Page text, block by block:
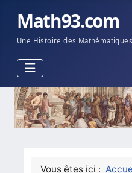
Math93.com
Une Histoire des Mathématiques
Vous êtes ici :